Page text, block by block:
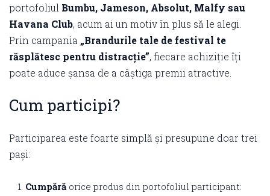
portofoliul Bumbu, Jameson, Absolut, Malfy sau
Havana Club, acum ai un motiv în plus să le alegi.
Prin campania „Brandurile tale de festival te
răsplătesc pentru distracție”, fiecare achiziție îți
poate aduce șansa de a câștiga premii atractive.
Cum participi?
Participarea este foarte simplă și presupune doar trei
pași:
Cumpărăorice produs din portofoliul participant: